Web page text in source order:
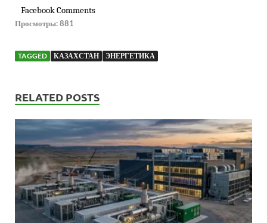
Facebook Comments
Просмотры:881
TAGGED КАЗАХСТАН ЭНЕРГЕТИКА
RELATED POSTS